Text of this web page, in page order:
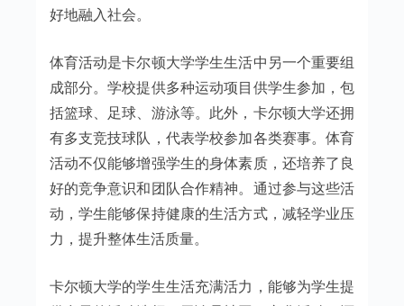
好地融入社会。
体育活动是卡尔顿大学学生生活中另一个重要组
成部分。学校提供多种运动项目供学生参加，包
括篮球、足球、游泳等。此外，卡尔顿大学还拥
有多支竞技球队，代表学校参加各类赛事。体育
活动不仅能够增强学生的身体素质，还培养了良
好的竞争意识和团队合作精神。通过参与这些活
动，学生能够保持健康的生活方式，减轻学业压
力，提升整体生活质量。
卡尔顿大学的学生生活充满活力，能够为学生提